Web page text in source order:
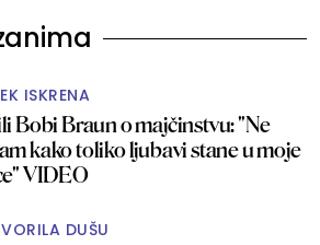
ISKRENA
Bobi Braun o majčinstvu: "Ne
kako toliko ljubavi stane u moje
VIDEO
DUŠU